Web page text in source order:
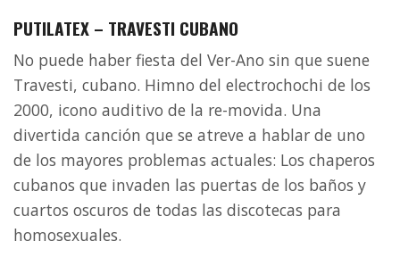
PUTILATEX – TRAVESTI CUBANO
No puede haber fiesta del Ver-Ano sin que suene
Travesti, cubano. Himno del electrochochi de los
2000, icono auditivo de la re-movida. Una
divertida canción que se atreve a hablar de uno
de los mayores problemas actuales: Los chaperos
cubanos que invaden las puertas de los baños y
cuartos oscuros de todas las discotecas para
homosexuales.